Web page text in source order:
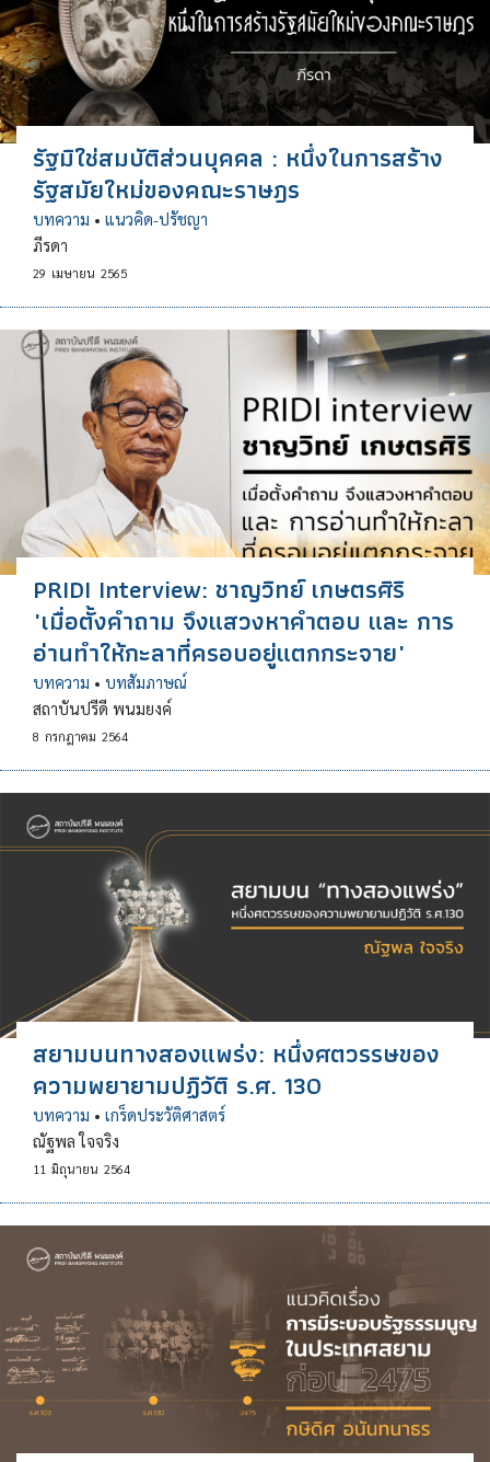
รัฐมิใช่สมบัติส่วนบุคคล : หนึ่งในการสร้าง
รัฐสมัยใหม่ของคณะราษฎร
บทความ • แนวคิด-ปรัชญา
ภีรดา
29 เมษายน 2565
PRIDI Interview: ชาญวิทย์ เกษตรศิริ
"เมื่อตั้งคำถาม จึงแสวงหาคำตอบ และ การ
อ่านทำให้กะลาที่ครอบอยู่แตกกระจาย"
บทความ • บทสัมภาษณ์
สถาบันปรีดี พนมยงค์
8 กรกฎาคม 2564
สยามบนทางสองแพร่ง: หนึ่งศตวรรษของ
ความพยายามปฏิวัติ ร.ศ. 130
บทความ • เกร็ดประวัติศาสตร์
ณัฐพล ใจจริง
11 มิถุนายน 2564